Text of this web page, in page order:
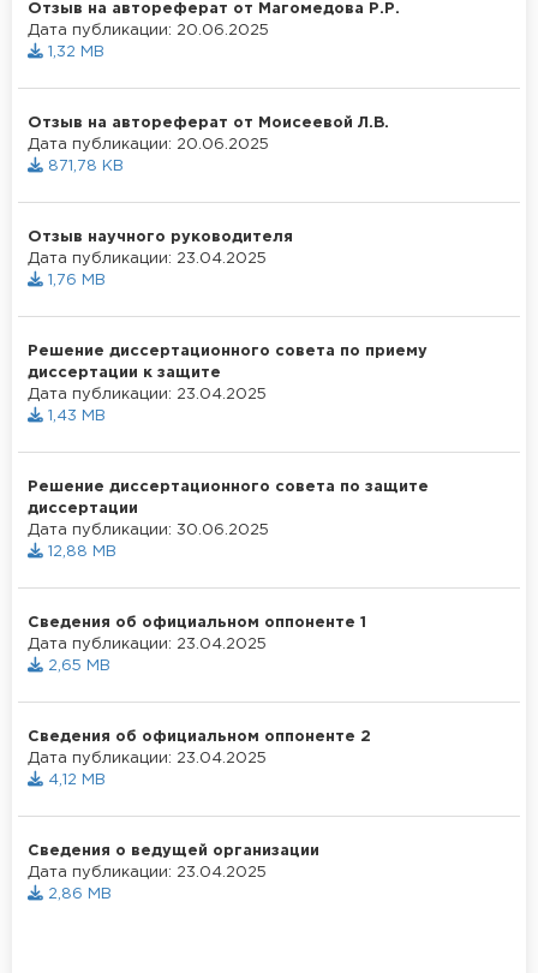
Отзыв на автореферат от Магомедова Р.Р.
Дата публикации: 20.06.2025
1,32 MB
Отзыв на автореферат от Моисеевой Л.В.
Дата публикации: 20.06.2025
871,78 KB
Отзыв научного руководителя
Дата публикации: 23.04.2025
1,76 MB
Решение диссертационного совета по приему
диссертации к защите
Дата публикации: 23.04.2025
1,43 MB
Решение диссертационного совета по защите
диссертации
Дата публикации: 30.06.2025
12,88 MB
Сведения об официальном оппоненте 1
Дата публикации: 23.04.2025
2,65 MB
Сведения об официальном оппоненте 2
Дата публикации: 23.04.2025
4,12 MB
Сведения о ведущей организации
Дата публикации: 23.04.2025
2,86 MB